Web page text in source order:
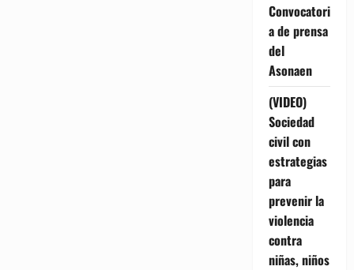
Convocatori
a de prensa
del
Asonaen
(VIDEO)
Sociedad
civil con
estrategias
para
prevenir la
violencia
contra
niñas, niños